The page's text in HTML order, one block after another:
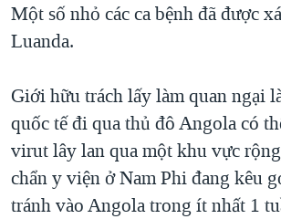
THỂ THAO
GROUND ZERO – XƯA VÀ NAY
CHI PHÍ CHIẾN TRANH AFGHANISTAN
THƯỢNG ĐỈNH TRUMP-KIM TẠI VIỆT
TRỊNH VĨNH BÌNH VS. CHÍNH PHỦ VIỆT
NGƯ DÂN VIỆT VÀ LÀN SÓNG TRỘM HẢI
BÊN KIA QUỐC LỘ: TIẾNG VỌNG TỪ
Một số nhỏ các ca bệnh đã được
Luanda.
Giới hữu trách lấy làm quan ngại
quốc tế đi qua thủ đô Angola có
virut lây lan qua một khu vực
chẩn y viện ở Nam Phi đang kêu
tránh vào Angola trong ít nhất 1